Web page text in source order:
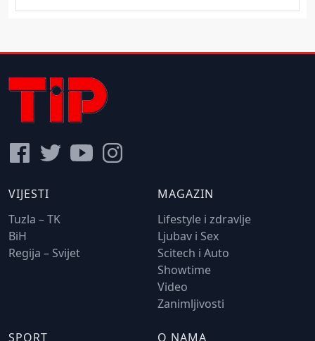
VIJESTI
Tuzla – TK
BiH
Regija – Svijet
MAGAZIN
Lifestyle i zdravlje
Ljubav i Sex
Scitech i Auto
Showtime
Video
Zanimljivosti
SPORT O NAMA